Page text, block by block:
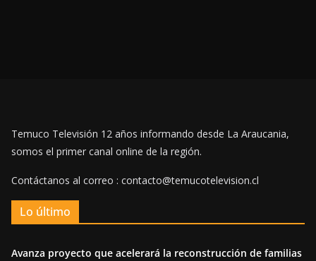
Temuco Televisión 12 años informando desde La Araucania,
somos el primer canal online de la región.
Contáctanos al correo : contacto@temucotelevision.cl
Lo último
Avanza proyecto que acelerará la reconstrucción de familias